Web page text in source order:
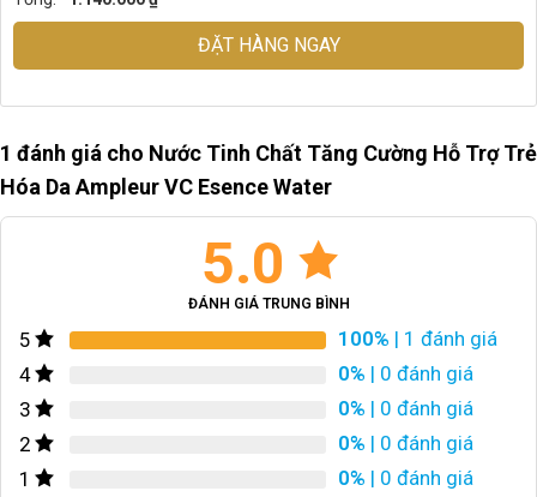
ĐẶT HÀNG NGAY
1 đánh giá cho Nước Tinh Chất Tăng Cường Hỗ Trợ Trẻ
Hóa Da Ampleur VC Esence Water
5.0
ĐÁNH GIÁ TRUNG BÌNH
5 100% | 1 đánh giá
4
0% | 0 đánh giá
3
0% | 0 đánh giá
2
0% | 0 đánh giá
1
0% | 0 đánh giá